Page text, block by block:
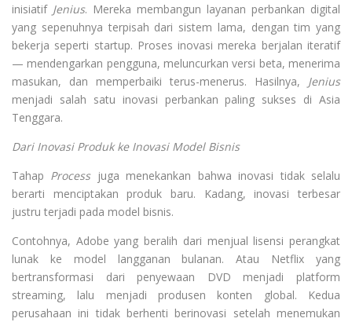
inisiatif Jenius. Mereka membangun layanan perbankan digital
yang sepenuhnya terpisah dari sistem lama, dengan tim yang
bekerja seperti startup. Proses inovasi mereka berjalan iteratif
— mendengarkan pengguna, meluncurkan versi beta, menerima
masukan, dan memperbaiki terus-menerus. Hasilnya, Jenius
menjadi salah satu inovasi perbankan paling sukses di Asia
Tenggara.
Dari Inovasi Produk ke Inovasi Model Bisnis
Tahap Processjuga menekankan bahwa inovasi tidak selalu
berarti menciptakan produk baru. Kadang, inovasi terbesar
justru terjadi pada model bisnis.
Contohnya, Adobe yang beralih dari menjual lisensi perangkat
lunak ke model langganan bulanan. Atau Netflix yang
bertransformasi dari penyewaan DVD menjadi platform
streaming, lalu menjadi produsen konten global. Kedua
perusahaan ini tidak berhenti berinovasi setelah menemukan